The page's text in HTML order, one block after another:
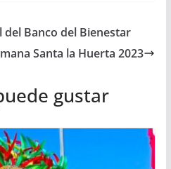
del Banco del Bienestar
Santa la Huerta 2023
gustar